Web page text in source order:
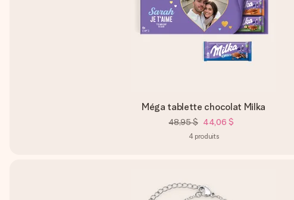
Méga tablette chocolat Milka
48,95 $ 44,06 $
4 produits